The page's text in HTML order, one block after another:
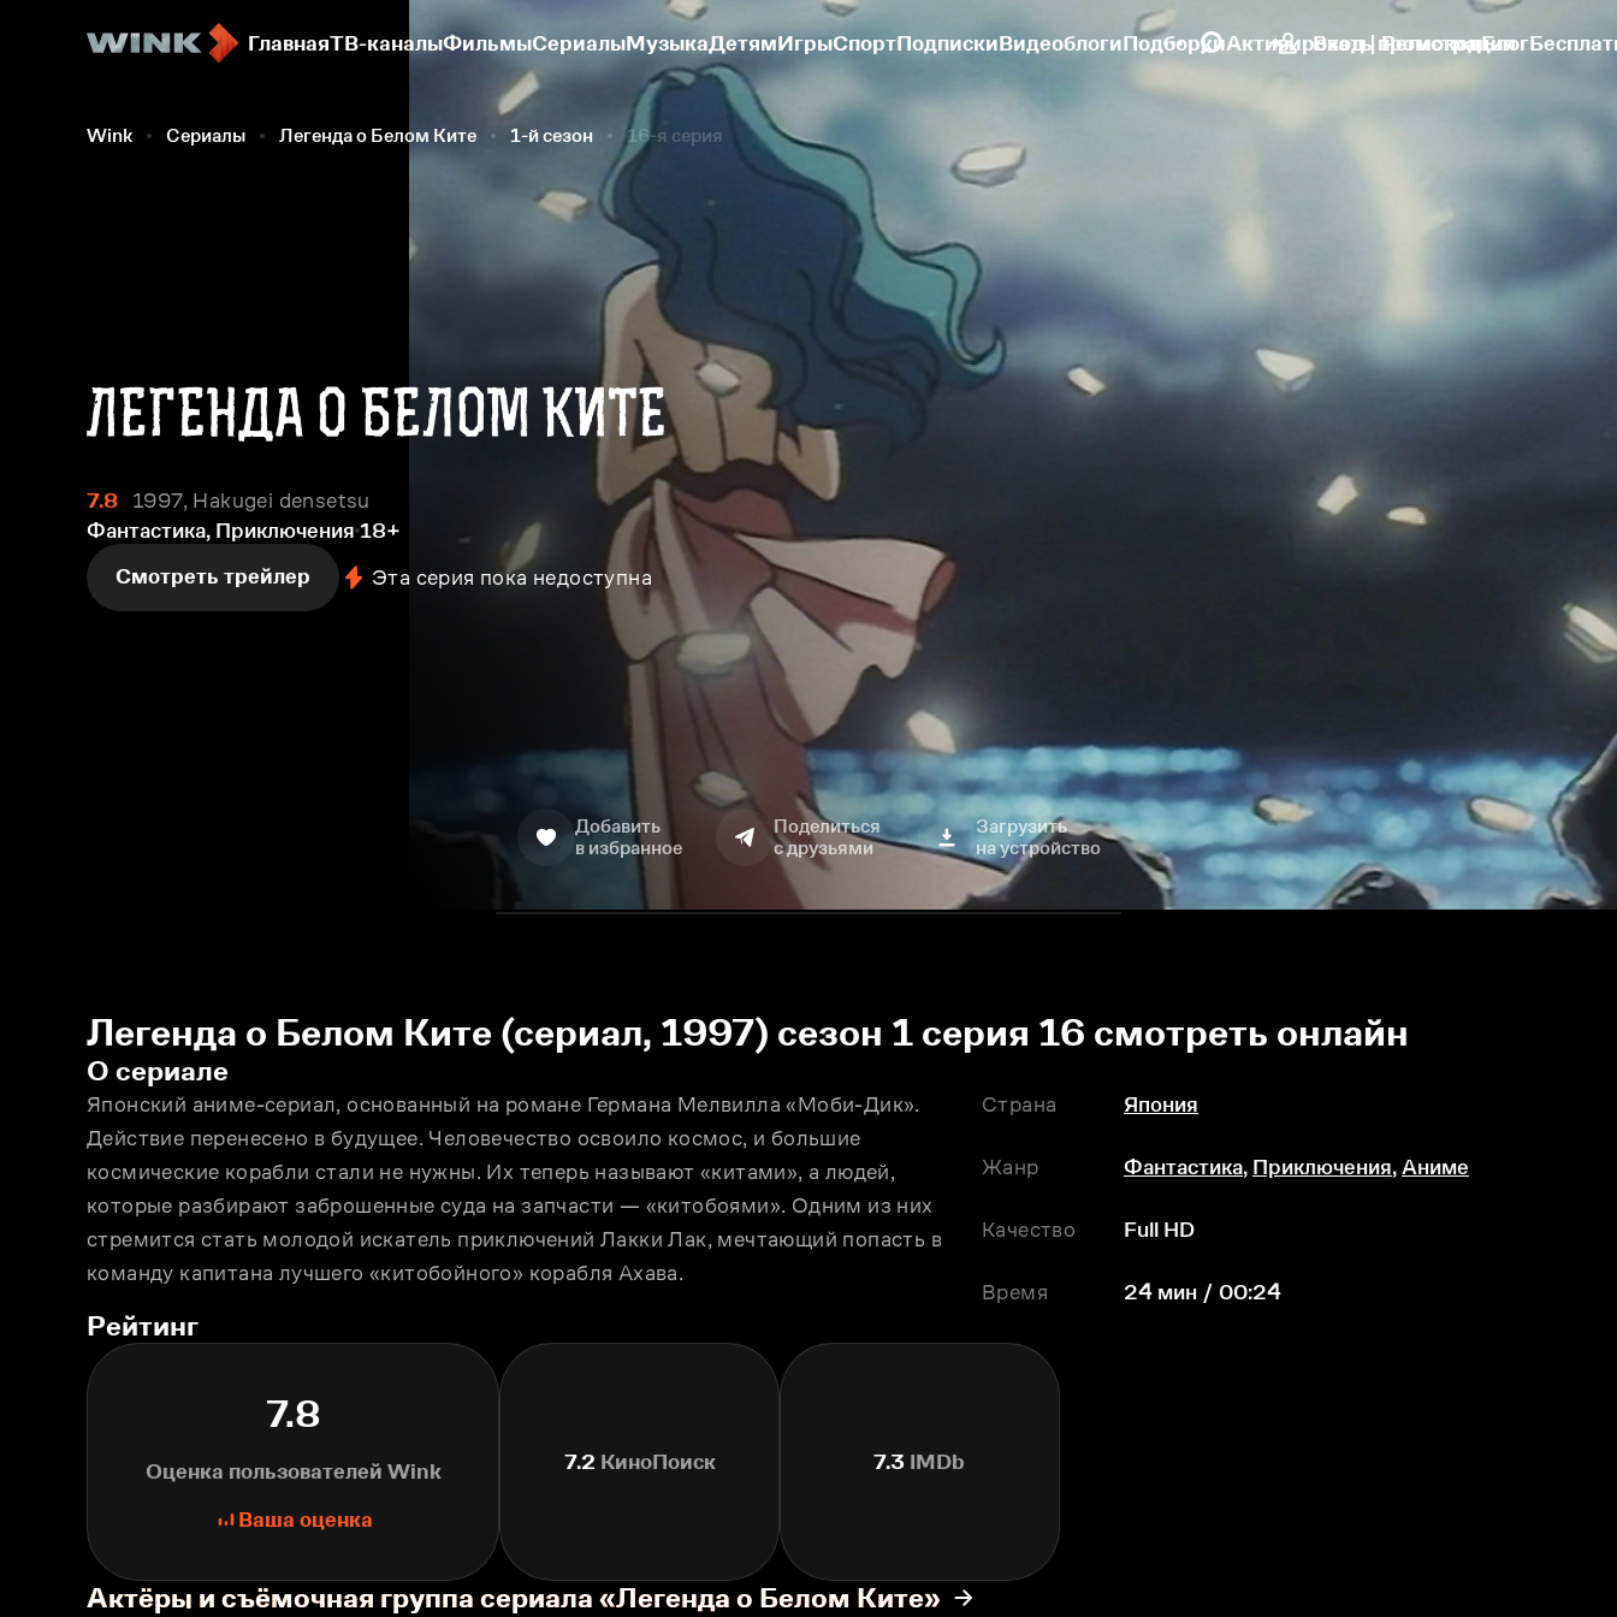
ГлавнаяТВ-каналыФильмыСериалыМузыкаДетямИгрыСпортПодпискиВидеоблогиПодборкиАктивировать промокодБлог
Вход | Регистрация
Wink Сериалы Легенда о Белом Ките 1-й сезон 16-я серия
7.8
1997, Hakugei densetsu
Фантастика, Приключения 18+
Смотреть трейлер
Эта серия пока недоступна
Добавить
в избранное
Поделиться
с друзьями
Загрузить
на устройство
Легенда о Белом Ките (сериал, 1997) сезон 1 серия 16 смотреть онлайн
О сериале
Японский аниме-сериал, основанный на романе Германа Мелвилла «Моби-Дик».
Действие перенесено в будущее. Человечество освоило космос, и большие
космические корабли стали не нужны. Их теперь называют «китами», а людей,
которые разбирают заброшенные суда на запчасти — «китобоями». Одним из них
стремится стать молодой искатель приключений Лакки Лак, мечтающий попасть в
команду капитана лучшего «китобойного» корабля Ахава.
Страна Япония
Жанр Фантастика, Приключения, Аниме
Качество Full HD
Время 24 мин / 00:24
Рейтинг
7.8
Оценка пользователей Wink
Ваша оценка
7.2 КиноПоиск 7.3 IMDb
Актёры и съёмочная группа сериала «Легенда о Белом Ките»